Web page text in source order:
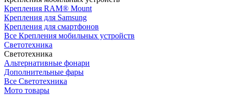
Крепления RAM® Mount
Крепления для Samsung
Крепления для смартфонов
Все Крепления мобильных устройств
Светотехника
Светотехника
Альтернативные фонари
Дополнительные фары
Все Светотехника
Мото товары